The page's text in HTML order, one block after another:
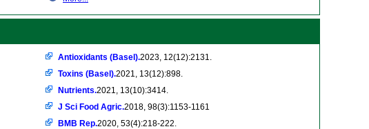
Antioxidants (Basel).2023, 12(12):2131.
Toxins (Basel).2021, 13(12):898.
Nutrients.2021, 13(10):3414.
J Sci Food Agric.2018, 98(3):1153-1161
BMB Rep.2020, 53(4):218-222.